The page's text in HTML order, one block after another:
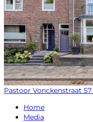
Pastoor Vonckenstraat 57
Home
Media